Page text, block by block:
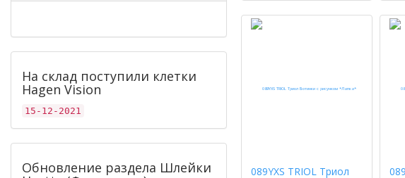
На склад поступили клетки
Hagen Vision
15-12-2021
Обновление раздела Шлейки 089YXS TRIOL Триол